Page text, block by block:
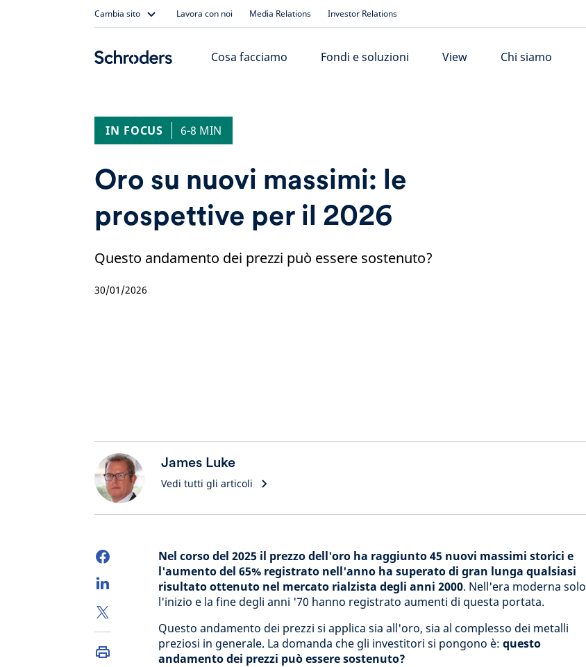
Cambia sito Lavora con noi Media Relations Investor Relations
Cosa facciamo Fondi e soluzioni View Chi siamo
IN FOCUS 6-8 MIN
Oro su nuovi massimi: le
prospettive per il 2026
Questo andamento dei prezzi può essere sostenuto?
30/01/2026
James Luke
Vedi tutti gli articoli
Nel corso del 2025 il prezzo dell'oro ha raggiunto 45 nuovi massimi storici e
l'aumento del 65% registrato nell'anno ha superato di gran lunga qualsiasi
risultato ottenuto nel mercato rialzista degli anni 2000. Nell'era moderna solo
l'inizio e la fine degli anni '70 hanno registrato aumenti di questa portata.
Questo andamento dei prezzi si applica sia all'oro, sia al complesso dei metalli
preziosi in generale. La domanda che gli investitori si pongono è: questo
andamento dei prezzi può essere sostenuto?